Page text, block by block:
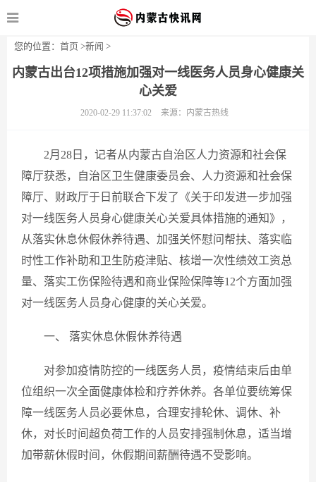
您的位置： 首页 >新闻 >
内蒙古出台12项措施加强对一线医务人员身心健康关
心关爱
2020-02-29 11:37:02 来源：内蒙古热线
2月28日，记者从内蒙古自治区人力资源和社会保
障厅获悉，自治区卫生健康委员会、人力资源和社会保
障厅、财政厅于日前联合下发了《关于印发进一步加强
对一线医务人员身心健康关心关爱具体措施的通知》，
从落实休息休假休养待遇、加强关怀慰问帮扶、落实临
时性工作补助和卫生防疫津贴、核增一次性绩效工资总
量、落实工伤保险待遇和商业保险保障等12个方面加强
对一线医务人员身心健康的关心关爱。
一、 落实休息休假休养待遇
对参加疫情防控的一线医务人员，疫情结束后由单
位组织一次全面健康体检和疗养休养。各单位要统筹保
障一线医务人员必要休息，合理安排轮休、调休、补
休，对长时间超负荷工作的人员安排强制休息，适当增
加带薪休假时间，休假期间薪酬待遇不受影响。